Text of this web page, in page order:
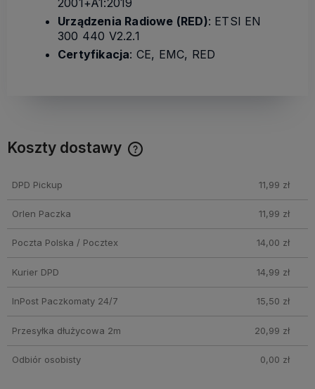
2001+A1:2019
Urządzenia Radiowe (RED): ETSI EN
300 440 V2.2.1
Certyfikacja: CE, EMC, RED
Koszty dostawy
DPD Pickup 11,99 zł
Orlen Paczka 11,99 zł
Poczta Polska / Pocztex 14,00 zł
Kurier DPD 14,99 zł
InPost Paczkomaty 24/7 15,50 zł
Przesyłka dłużycowa 2m 20,99 zł
Odbiór osobisty 0,00 zł